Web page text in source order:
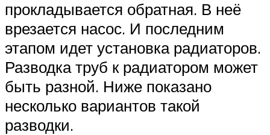
прокладывается обратная. В неё
врезается насос. И последним
этапом идет установка радиаторов.
Разводка труб к радиатором может
быть разной. Ниже показано
несколько вариантов такой
разводки.